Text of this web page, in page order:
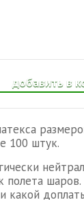
добавить в
100 штук.
какой